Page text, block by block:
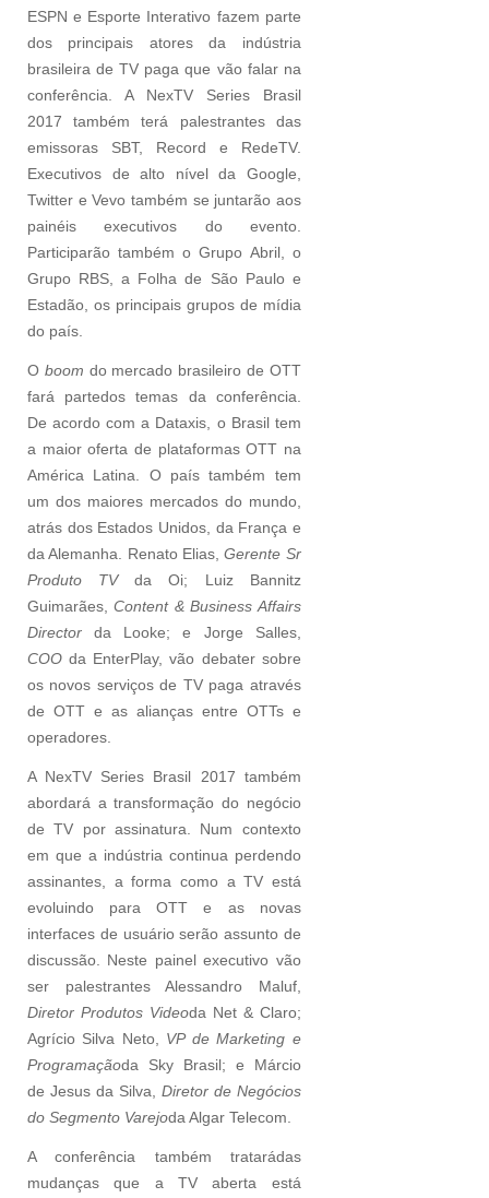
ESPN e Esporte Interativo fazem parte
dos principais atores da indústria
brasileira de TV paga que vão falar na
conferência. A NexTV Series Brasil
2017 também terá palestrantes das
emissoras SBT, Record e RedeTV.
Executivos de alto nível da Google,
Twitter e Vevo também se juntarão aos
painéis executivos do evento.
Participarão também o Grupo Abril, o
Grupo RBS, a Folha de São Paulo e
Estadão, os principais grupos de mídia
do país.
O boom do mercado brasileiro de OTT
fará partedos temas da conferência.
De acordo com a Dataxis, o Brasil tem
a maior oferta de plataformas OTT na
América Latina. O país também tem
um dos maiores mercados do mundo,
atrás dos Estados Unidos, da França e
da Alemanha. Renato Elias,Gerente Sr
Produto TVda Oi; Luiz Bannitz
Guimarães,Content & Business Affairs
Director da Looke; e Jorge Salles,
COO da EnterPlay, vão debater sobre
os novos serviços de TV paga através
de OTT e as alianças entre OTTs e
operadores.
A NexTV Series Brasil 2017 também
abordará a transformação do negócio
de TV por assinatura. Num contexto
em que a indústria continua perdendo
assinantes, a forma como a TV está
evoluindo para OTT e as novas
interfaces de usuário serão assunto de
discussão. Neste painel executivo vão
ser palestrantes Alessandro Maluf,
Diretor Produtos Videoda Net & Claro;
Agrício Silva Neto, VP de Marketing e
Programaçãoda Sky Brasil; e Márcio
de Jesus da Silva, Diretor de Negócios
do Segmento Varejoda Algar Telecom.
A conferência também tratarádas
mudanças que a TV aberta está